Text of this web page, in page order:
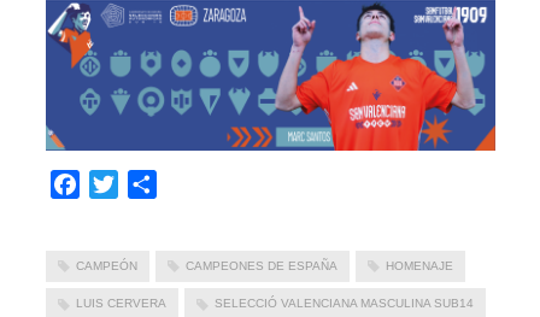
Facebook
Twitter
CAMPEÓN CAMPEONES DE ESPAÑA HOMENAJE
LUIS CERVERA SELECCIÓ VALENCIANA MASCULINA SUB14